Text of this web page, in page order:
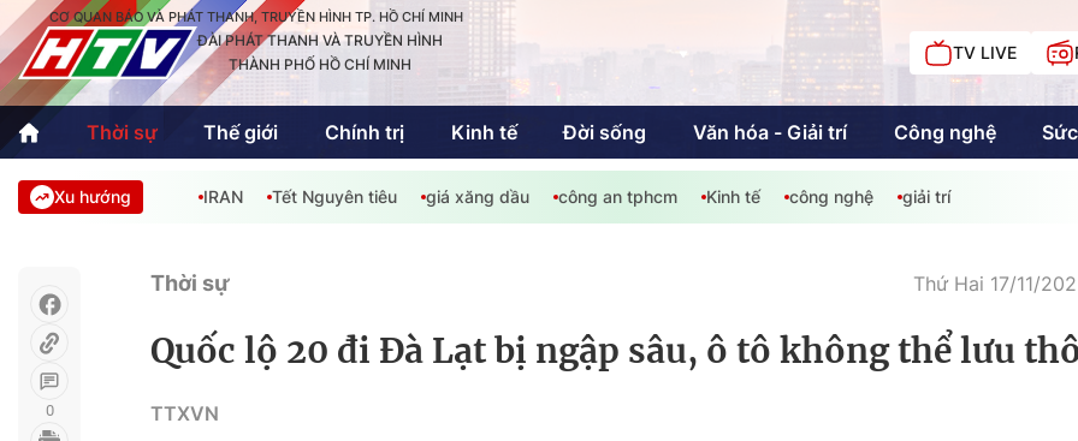
CƠ QUAN BÁO VÀ PHÁT THANH, TRUYỀN HÌNH TP. HỒ CHÍ MINH
ĐÀI PHÁT THANH VÀ TRUYỀN HÌNH
THÀNH PHỐ HỒ CHÍ MINH
TV LIVE
Thời sự Thế giới Chính trị Kinh tế Đời sống Văn hóa - Giải trí Công nghệ
Thời sự
Thể thao
Quốc tế
Văn hóa - Giải trí
Giáo dục Kinh tế
An Sinh
Xu hướng IRAN Tết Nguyên tiêu giá xăng dầu công an tphcm Kinh tế công nghệ giải trí
0
Thời sự Thứ Hai 17/11/
Quốc lộ 20 đi Đà Lạt bị ngập sâu, ô tô không thể lưu
TTXVN